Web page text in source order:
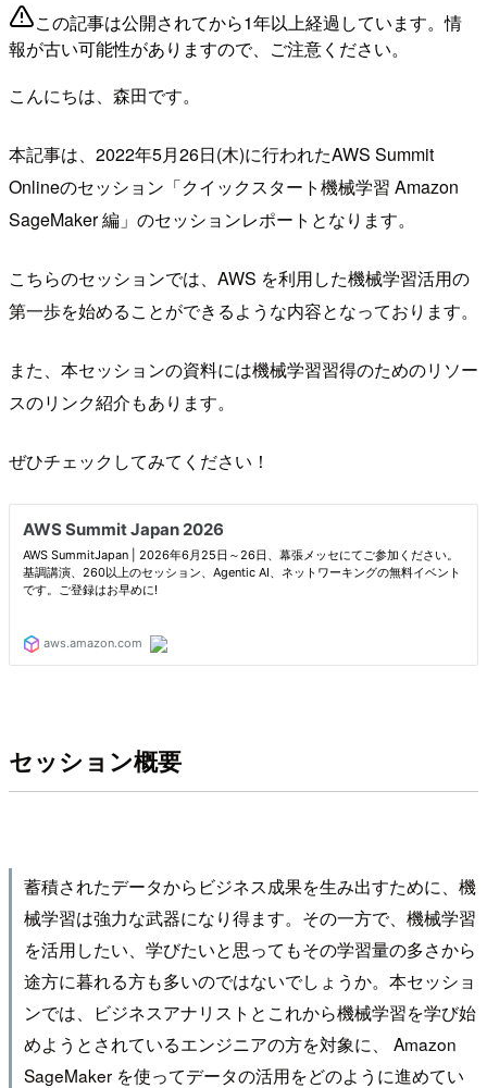
この記事は公開されてから1年以上経過しています。情
報が古い可能性がありますので、ご注意ください。
こんにちは、森田です。
本記事は、2022年5月26日(木)に行われたAWS Summit
Onlineのセッション「クイックスタート機械学習 Amazon
SageMaker 編」のセッションレポートとなります。
こちらのセッションでは、AWS を利用した機械学習活用の
第一歩を始めることができるような内容となっております。
また、本セッションの資料には機械学習習得のためのリソー
スのリンク紹介もあります。
ぜひチェックしてみてください！
セッション概要
蓄積されたデータからビジネス成果を生み出すために、機
械学習は強力な武器になり得ます。その一方で、機械学習
を活用したい、学びたいと思ってもその学習量の多さから
途方に暮れる方も多いのではないでしょうか。本セッショ
ンでは、ビジネスアナリストとこれから機械学習を学び始
めようとされているエンジニアの方を対象に、 Amazon
SageMaker を使ってデータの活用をどのように進めてい